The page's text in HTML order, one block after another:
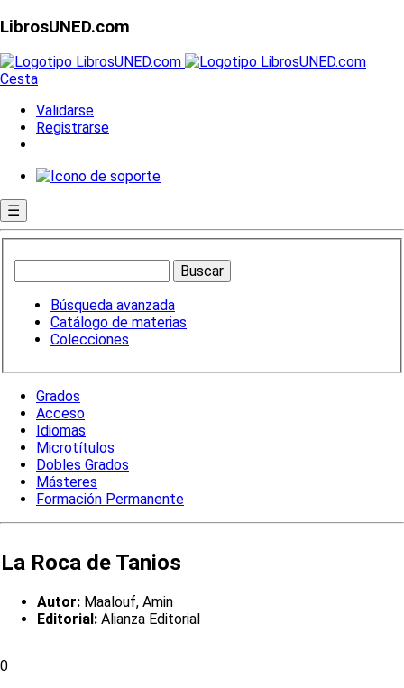
LibrosUNED.com
Cesta
Validarse
Registrarse
☰
Búsqueda avanzada
Catálogo de materias
Colecciones
Grados
Acceso
Idiomas
Microtítulos
Dobles Grados
Másteres
Formación Permanente
La Roca de Tanios
Autor: Maalouf, Amin
Editorial: Alianza Editorial
0